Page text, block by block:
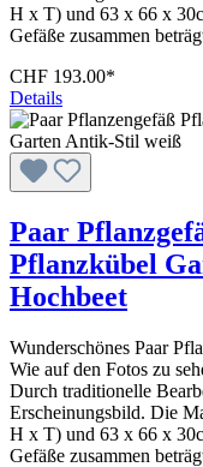
H x T) und 63 x 66 x
Gefäße zusammen
CHF 193.00*
Details
Paar
Pflanzkübel
Hochbeet
Wunderschönes Paar
Wie auf den Fotos zu
Durch traditionelle
Erscheinungsbild. Die
H x T) und 63 x 66 x
Gefäße zusammen